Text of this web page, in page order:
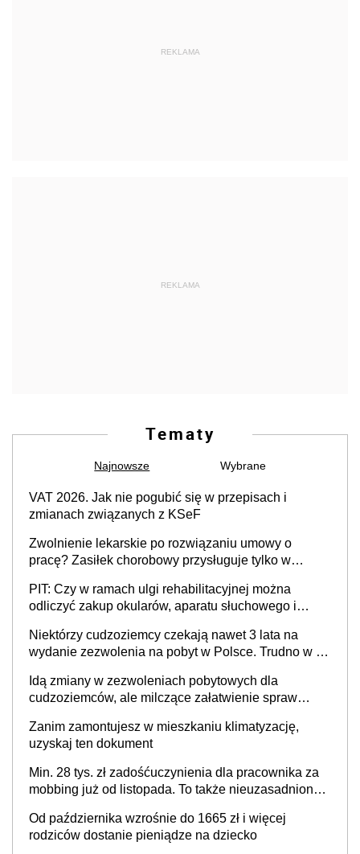
REKLAMA
REKLAMA
Tematy
Najnowsze Wybrane
VAT 2026. Jak nie pogubić się w przepisach i
zmianach związanych z KSeF
Zwolnienie lekarskie po rozwiązaniu umowy o
pracę? Zasiłek chorobowy przysługuje tylko w
stosunku pracy
PIT: Czy w ramach ulgi rehabilitacyjnej można
odliczyć zakup okularów, aparatu słuchowego i
Niektórzy cudzoziemcy czekają nawet 3 lata na
wydanie zezwolenia na pobyt w Polsce. Trudno w to
to realny problem
Idą zmiany w zezwoleniach pobytowych dla
cudzoziemców, ale milczące załatwienie spraw
Zanim zamontujesz w mieszkaniu klimatyzację,
uzyskaj ten dokument
Min. 28 tys. zł zadośćuczynienia dla pracownika za
mobbing już od listopada. To także nieuzasadniona
Od października wzrośnie do 1665 zł i więcej
rodziców dostanie pieniądze na dziecko